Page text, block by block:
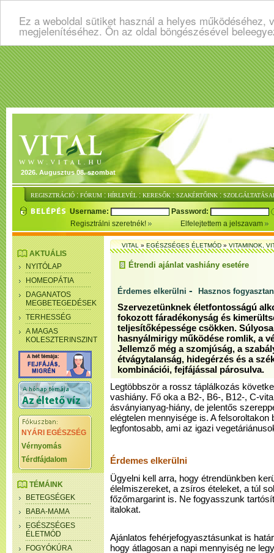
Ez a weboldal sütiket használ a helyes
megjelenítéséhez. Ön az oldal böngészésével
2026. Augusztus 08. szombat
REGISZTRÁCIÓ : FÓRUM : HÍRLEVÉL : KERESŐK : SZAKÉRTŐINK :
Username:
Password:
Regisztrálni szeretnék!
Elfelejtettem a jelszavam
AKTUÁLIS
NYITÓLAP
HOMEOPÁTIA
DAGANATOS
MEGBETEGEDÉSEK
TERHESSÉG
A MAGAS
KOLESZTERINSZINT
NYÁRI EGÉSZSÉG
Vérnyomás
Térdfájdalom
TÉMÁINK
BETEGSÉGEK
BABA-MAMA
EGÉSZSÉGES
ÉLETMÓD
FOGYÓKÚRA
VITAL»EGÉSZSÉGES ÉLETMÓD»VITAMINOK,
Étrendi ajánlat vashiány esetére
Érdemes elkerülni - Hasznos
Szervezetünknek életfontosságú
fokozott fáradékonyság és
teljesítőképessége csökken.
hasnyálmirigy működése romlik, a
Jellemző még a szomjúság, a
étvágytalanság, hidegérzés és a
kombinációi, fejfájással párosulva.
Legtöbbször a rossz táplálkozás
vashiány. Fő oka a B2-, B6-, B12-, C-
ásványianyag-hiány, de jelentős
elégtelen mennyisége is. A felsoroltakon
legfontosabb, ami az igazi
Érdemes elkerülni
Ügyelni kell arra, hogy étrendünkben
élelmiszereket, a zsíros ételeket, a túl
főzőmargarint is. Ne fogyasszunk
italokat.
Ajánlatos fehérjefogyasztásunkat is
hogy átlagosan a napi mennyiség ne